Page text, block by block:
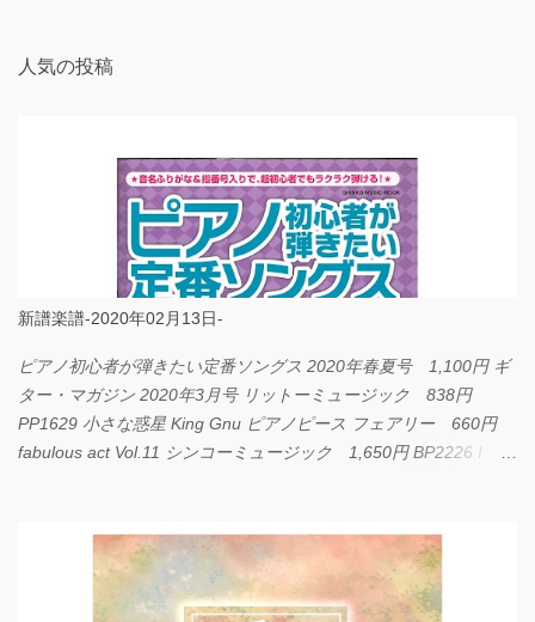
人気の投稿
新譜楽譜-2020年02月13日-
ピアノ初心者が弾きたい定番ソングス 2020年春夏号 1,100円 ギ
ター・マガジン 2020年3月号 リットーミュージック 838円
PP1629 小さな惑星 King Gnu ピアノピース フェアリー 660円
fabulous act Vol.11 シンコーミュージック 1,650円 BP2226 I